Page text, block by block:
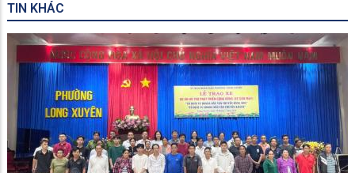
TIN KHÁC